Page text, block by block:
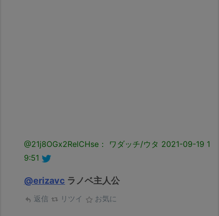
@21j8OGx2RelCHse： ワダッチ/ウタ 2021-09-19 1
9:51
@erizavc ラノベ主人公
返信 リツイ お気に